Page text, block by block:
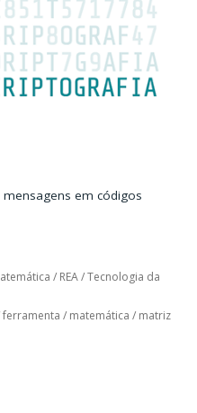
em códigos
/ REA/Tecnologia da
ferramenta / matemática / matriz